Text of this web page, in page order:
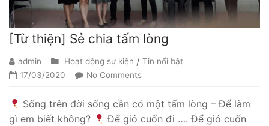
[Từ thiện] Sẻ chia tấm lòng
admin Hoạt động sự kiện / Tin nổi bật
17/03/2020
No Comments
Sống trên đời sống cần có một tấm lòng – Để làm
gì em biết không?
Để gió cuốn đi …. Để gió cuốn